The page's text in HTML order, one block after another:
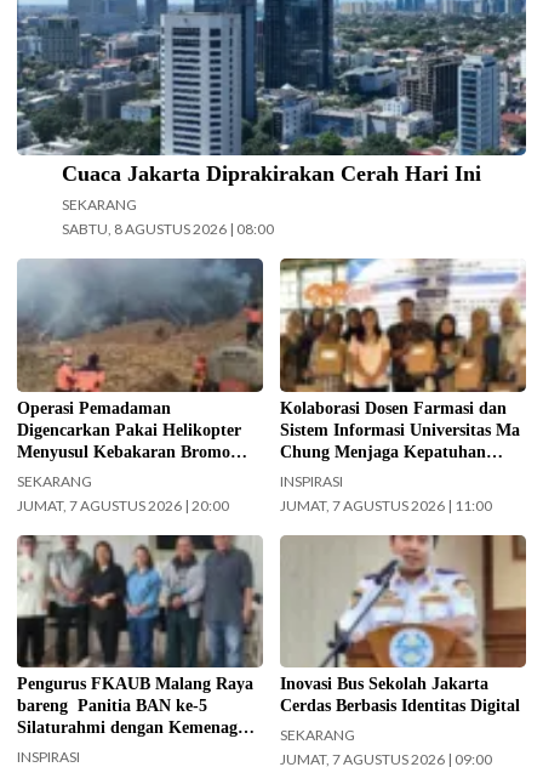
Cuaca Jakarta Diprakirakan Cerah Hari Ini
SEKARANG
SABTU, 8 AGUSTUS 2026 | 08:00
Operasi pemadaman kebakaran di
kawasan Taman Nasional Bromo
Tengger Semeru (TNBTS) terus
digencarkan, Jumat (7/8/2026)
hari ini. (Foto: BPBD Kabupaten
Malang).
Operasi Pemadaman
Digencarkan Pakai Helikopter
Menyusul Kebakaran Bromo
Meluas ke Arah Bukit B 29
SEKARANG
JUMAT, 7 AGUSTUS 2026 | 20:00
Kolaborasi Dosen Farmasi dan
Sistem Informasi Universitas Ma
Chung dalam menjaga kepatuhan
pasien diabetes melalui kegiatan
Pengabdian Masyarakat Dosen.
(Foto: ist)
Kolaborasi Dosen Farmasi dan
Sistem Informasi Universitas Ma
Chung Menjaga Kepatuhan
Pasien Diabetes
INSPIRASI
JUMAT, 7 AGUSTUS 2026 | 11:00
Jajaran Pengurus FKAUB Malang
beserta perwakilan panitia
pelaksana Barikan Anak Nusantara
(BAN) Ke – 5 silaturahmi dengan
Yayasan Masjid Agung Jami Kota
Malang. Selain itu juga silaturahmi
dengan jajaran Kantor
Kementerian Agama (Kemenag)
Kabupaten Malang. (Foto: ist)
Pengurus FKAUB Malang Raya
bareng Panitia BAN ke-5
Silaturahmi dengan Kemenag
Kabupaten Malang dan Yayasan
INSPIRASI
Kepala UPAS Dishub DKI Jakarta,
Koharudin. (Foto: Nugroho Sejati-
beritajakarta.id)
Inovasi Bus Sekolah Jakarta
Cerdas Berbasis Identitas Digital
SEKARANG
JUMAT, 7 AGUSTUS 2026 | 09:00